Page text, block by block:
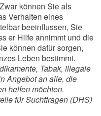
können Sie als
Verhalten eines
beeinflussen, Sie
er Hilfe annimmt und die
können dafür sorgen,
Leben bestimmt.
Tabak, illegale
Angebot an alle, die
helfen möchten.
für Suchtfragen (DHS)